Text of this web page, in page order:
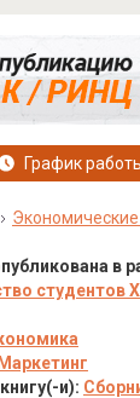
График
Экономические
в
студентов
Маркетинг
и):